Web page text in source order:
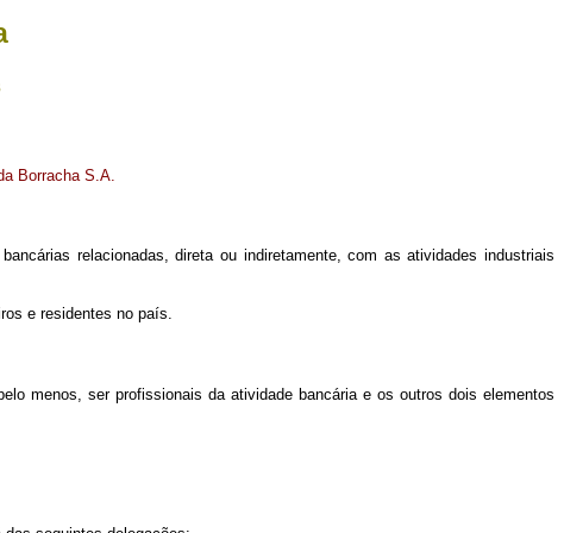
Borracha S.A.
relacionadas, direta ou indiretamente, com as atividades industriais
e residentes no país.
menos, ser profissionais da atividade bancária e os outros dois elementos